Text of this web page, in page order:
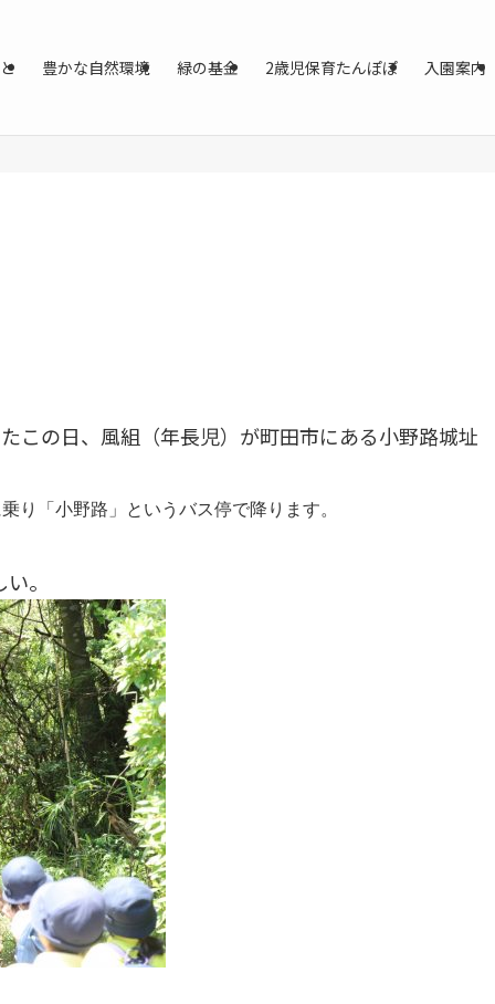
豊かな自然環境 緑の基金 2歳児保育たんぽぽ 入園案内
この日、風組（年長児）が町田市にある小野路城址
り「小野路」というバス停で降ります。
。